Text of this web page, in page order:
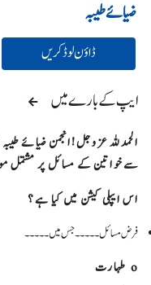
ضیائے طیبہ
ڈاؤن لوڈ کریں
ایپ کے بارے میں
الحمدللہ عزوجل!انجمن ضیائے
سےخواتین کے مسائل پر مشتمل
اس ایپلی کیشن میں کیا ہے؟
فرض مسائل۔۔۔۔۔جس میں۔۔۔۔۔
o طہارت